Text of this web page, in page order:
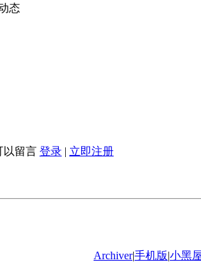
Archiver|手机版|小黑